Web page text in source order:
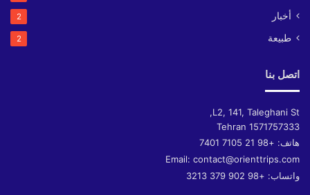
أخبار 2
طبيعة 2
اتصل بنا
L2, 141, Taleghani St,
Tehran 1571757333
هاتف: +98 21 7105 7401
Email: contact@orienttrips.com
واتساب: +98 902 379 3213